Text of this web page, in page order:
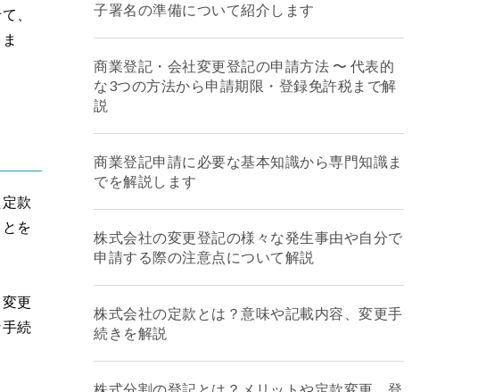
、
款
を
更
続
子署名の準備について紹介します
商業登記・会社変更登記の申請方法 〜 代表的
な3つの方法から申請期限・登録免許税まで解
説
商業登記申請に必要な基本知識から専門知識ま
でを解説します
株式会社の変更登記の様々な発生事由や自分で
申請する際の注意点について解説
株式会社の定款とは？意味や記載内容、変更手
続きを解説